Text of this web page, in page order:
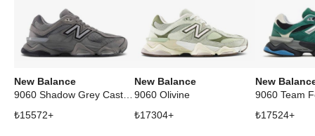
New Balance
₺15572+
New Balance
9060 Olivine
₺17304+
New
9060 Team
₺17524+